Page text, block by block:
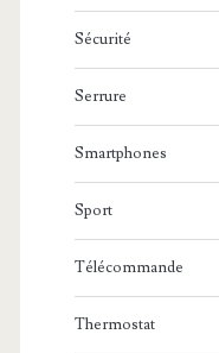
Sécurité
Serrure
Smartphones
Sport
Télécommande
Thermostat